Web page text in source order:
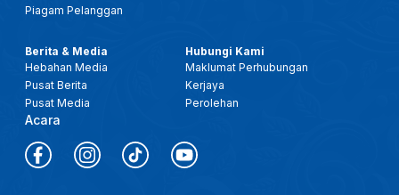
Piagam Pelanggan
Berita & Media
Hebahan Media
Pusat Berita
Pusat Media
Acara
Hubungi Kami
Maklumat Perhubungan
Kerjaya
Perolehan